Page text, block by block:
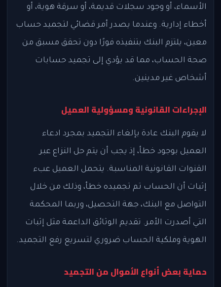
الأسماء، أو وجود سجلات قديمة، أو سرقة هوية، أو
أخطاء إدارية. وعندما يصدر أمر قضائي لتجميد حساب
معين، يلتزم البنك بتنفيذه فورًا دون تحقق مسبق من
صحة الحساب، مما قد يؤدي إلى تجميد حسابات
أشخاص غير مدينين.
الإجراءات القانونية ومسؤولية العميل
لا يقوم البنك عادة بإلغاء التجميد بمجرد ادعاء
العميل بوجود خطأ، إذ يجب أن يتم حل النزاع عبر
القنوات القانونية المناسبة. يتحمل العميل عبء
إثبات أن الحساب تم تجميده خطأ، وذلك من خلال
التواصل مع البنك، جهة التحصيل، وربما المحكمة
التي أصدرت الأمر. تقديم الوثائق الداعمة مثل إثبات
الهوية وملكية الحساب ضروري لتسريع رفع التجميد.
حماية بعض أنواع الأموال من التجميد